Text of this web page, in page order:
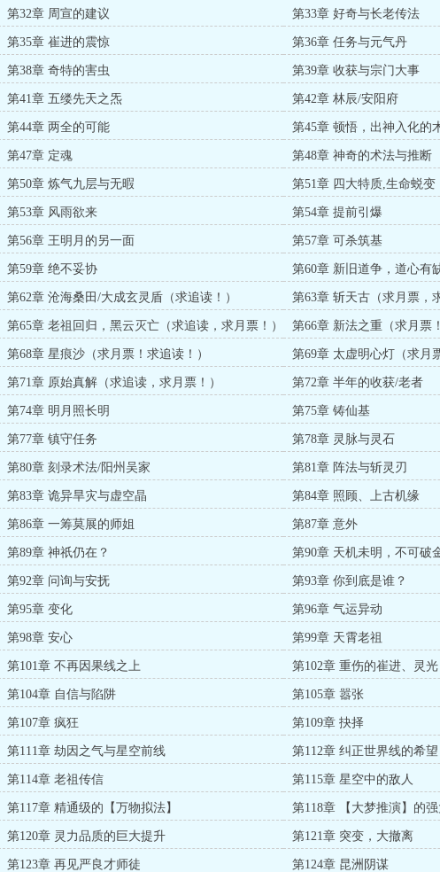
第32章 周宣的建议 第33章 好奇与长老传法
第35章 崔进的震惊 第36章 任务与元气丹
第38章 奇特的害虫 第39章 收获与宗门大事
第41章 五缕先天之炁 第42章 林辰/安阳府
第44章 两全的可能 第45章 顿悟，出神入化的
第47章 定魂 第48章 神奇的术法与推断
第50章 炼气九层与无暇 第51章 四大特质,生命蜕变
第53章 风雨欲来 第54章 提前引爆
第56章 王明月的另一面 第57章 可杀筑基
第59章 绝不妥协 第60章 新旧道争，道心有
第62章 沧海桑田/大成玄灵盾（求追读！） 第63章 斩天古（求月票，
第65章 老祖回归，黑云灭亡（求追读，求月票！） 第66章 新法之重（求月票
第68章 星痕沙（求月票！求追读！） 第69章 太虚明心灯（求月
第71章 原始真解（求追读，求月票！） 第72章 半年的收获/老者
第74章 明月照长明 第75章 铸仙基
第77章 镇守任务 第78章 灵脉与灵石
第80章 刻录术法/阳州吴家 第81章 阵法与斩灵刃
第83章 诡异旱灾与虚空晶 第84章 照顾、上古机缘
第86章 一筹莫展的师姐 第87章 意外
第89章 神祇仍在？ 第90章 天机未明，不可破
第92章 问询与安抚 第93章 你到底是谁？
第95章 变化 第96章 气运异动
第98章 安心 第99章 天霄老祖
第101章 不再因果线之上 第102章 重伤的崔进、灵光
第104章 自信与陷阱 第105章 嚣张
第107章 疯狂 第109章 抉择
第111章 劫因之气与星空前线 第112章 纠正世界线的希望
第114章 老祖传信 第115章 星空中的敌人
第117章 精通级的【万物拟法】 第118章 【大梦推演】的
第120章 灵力品质的巨大提升 第121章 突变，大撤离
第123章 再见严良才师徒 第124章 昆洲阴谋